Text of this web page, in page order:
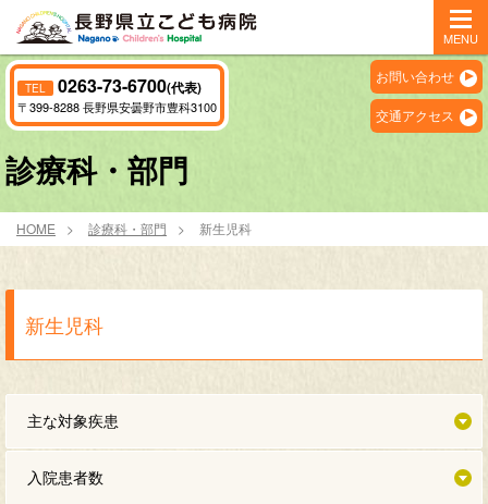
MENU
TEL 0263-73-6700(代表)
〒399-8288 長野県安曇野市豊科3100
お問い合わせ
交通アクセス
診療科・部門
HOME 診療科・部門 新生児科
新生児科
主な対象疾患
入院患者数